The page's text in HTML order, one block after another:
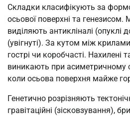
Складки класифікують за
осьової поверхні та генезисом.
виділяють антикліналі (опуклі
(увігнуті). За кутом між
гострі чи коробчасті. Нахилені
виникають при асиметричному
коли осьова поверхня майже
Генетично розрізняють
гравітаційні (зісковзування),